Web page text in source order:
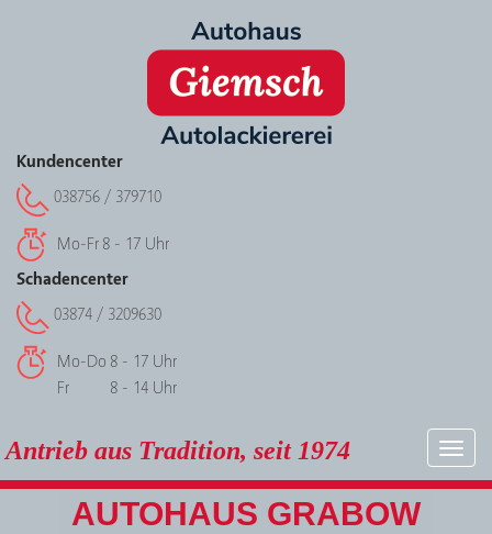
Kundencenter
038756 / 379710
Mo-Fr 8 - 17 Uhr
Schadencenter
03874 / 3209630
Mo-Do 8 - 17 Uhr
Fr
8 - 14 Uhr
Antrieb aus Tradition, seit 1974
AUTOHAUS GRABOW